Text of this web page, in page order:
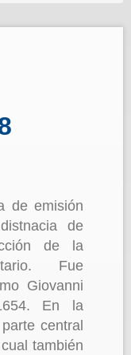
de emisión
de
de la
Fue
Giovanni
En la
central
también